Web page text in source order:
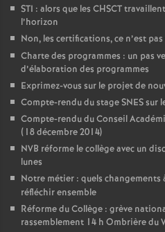
STI : alors que les CHSCT
l’horizon
Non, les certifications, ce n’est
Charte des programmes : un pas
d’élaboration des programmes
Exprimez-vous sur le projet de
Compte-rendu du stage SNES sur
Compte-rendu du Conseil
(18 décembre 2014)
NVB réforme le collège avec un
lunes
Notre métier : quels changements
réfléchir ensemble
Réforme du Collège : grève
rassemblement 14 h Ombrière du